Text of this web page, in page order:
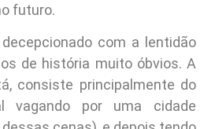
futuro.
com a lentidão
de história muito óbvios. A
consiste principalmente do
vagando por uma cidade